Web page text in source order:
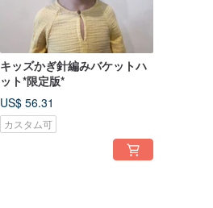
キッズかぎ針編みバケットハ
ット*限定版*
US$ 56.31
カスタム可